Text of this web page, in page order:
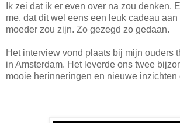
Ik zei dat ik er even over na zou denken.
me, dat dit wel eens een leuk cadeau
moeder zou zijn. Zo gezegd zo gedaan.
Het interview vond plaats bij mijn ouders
in Amsterdam. Het leverde ons twee
mooie herinneringen en nieuwe inzichten